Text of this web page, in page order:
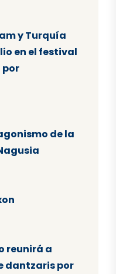
y Turquía
en el festival
por
de la
reunirá a
dantzaris por